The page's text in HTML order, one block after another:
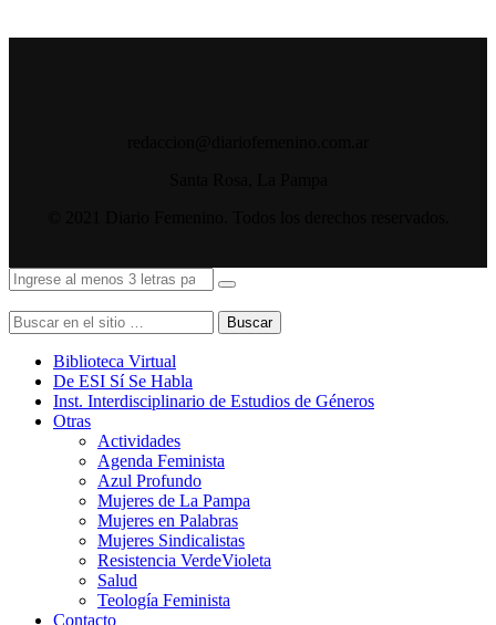
Buscar
Biblioteca Virtual
De ESI Sí Se Habla
Inst. Interdisciplinario de Estudios de Géneros
Otras
Actividades
Agenda Feminista
Azul Profundo
Mujeres de La Pampa
Mujeres en Palabras
Mujeres Sindicalistas
Resistencia VerdeVioleta
Salud
Teología Feminista
Contacto